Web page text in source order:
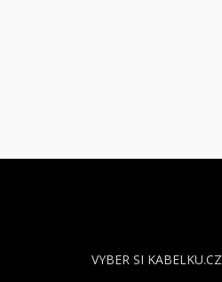
VYBER SI KABELKU.CZ